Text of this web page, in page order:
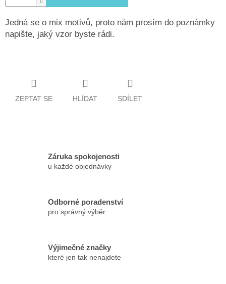
Jedná se o mix motivů, proto nám prosím do poznámky
napište, jaký vzor byste rádi.
ZEPTAT SE HLÍDAT SDÍLET
Záruka spokojenosti
u každé objednávky
Odborné poradenství
pro správný výběr
Výjimečné značky
které jen tak nenajdete